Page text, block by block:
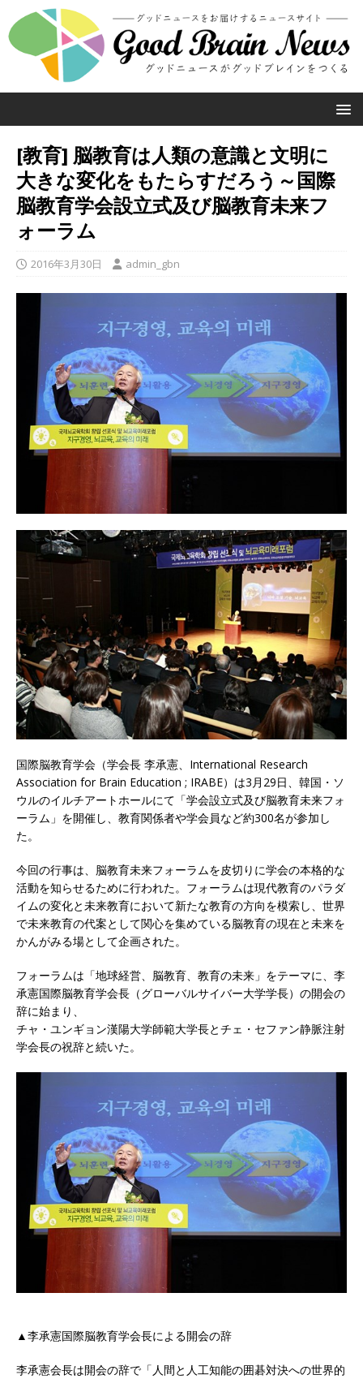
[教育] 脳教育は人類の意識と文明に
大きな変化をもたらすだろう～国際
脳教育学会設立式及び脳教育未来フ
ォーラム
2016年3月30日 admin_gbn
国際脳教育学会（学会長 李承憲、International Research
Association for Brain Education ; IRABE）は3月29日、韓国・ソ
ウルのイルチアートホールにて「学会設立式及び脳教育未来フォ
ーラム」を開催し、教育関係者や学会員など約300名が参加し
た。
今回の行事は、脳教育未来フォーラムを皮切りに学会の本格的な
活動を知らせるために行われた。フォーラムは現代教育のパラダ
イムの変化と未来教育において新たな教育の方向を模索し、世界
で未来教育の代案として関心を集めている脳教育の現在と未来を
かんがみる場として企画された。
フォーラムは「地球経営、脳教育、教育の未来」をテーマに、李
承憲国際脳教育学会長（グローバルサイバー大学学長）の開会の
辞に始まり、
チャ・ユンギョン漢陽大学師範大学長とチェ・セファン静脈注射
学会長の祝辞と続いた。
▲李承憲国際脳教育学会長による開会の辞
李承憲会長は開会の辞で「人間と人工知能の囲碁対決への世界的